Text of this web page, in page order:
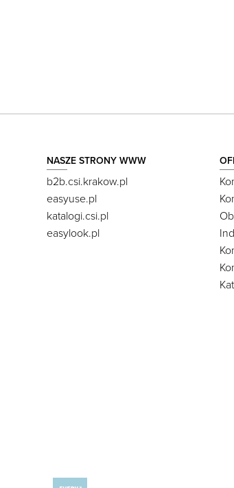
NASZE STRONY WWW
b2b.csi.krakow.pl
easyuse.pl
katalogi.csi.pl
easylook.pl